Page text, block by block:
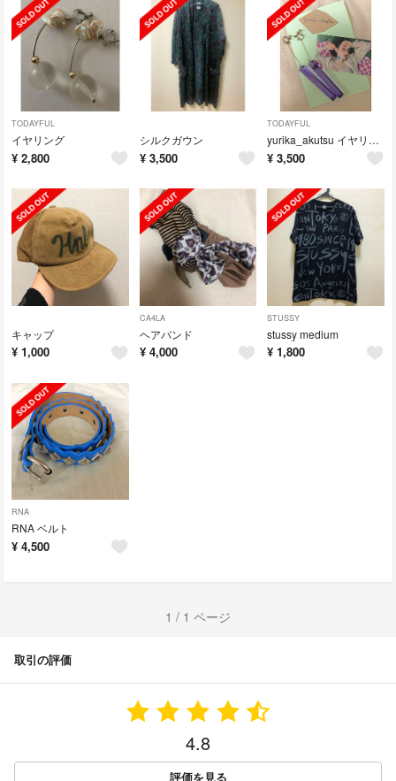
TODAYFUL
イヤリング
¥ 2,800
シルクガウン
¥ 3,500
TODAYFUL
yurika_akutsu イヤリング
¥ 3,500
キャップ
¥ 1,000
CA4LA
ヘアバンド
¥ 4,000
STUSSY
stussy medium
¥ 1,800
RNA
RNA ベルト
¥ 4,500
1 / 1 ページ
取引の評価
4.8
評価を見る